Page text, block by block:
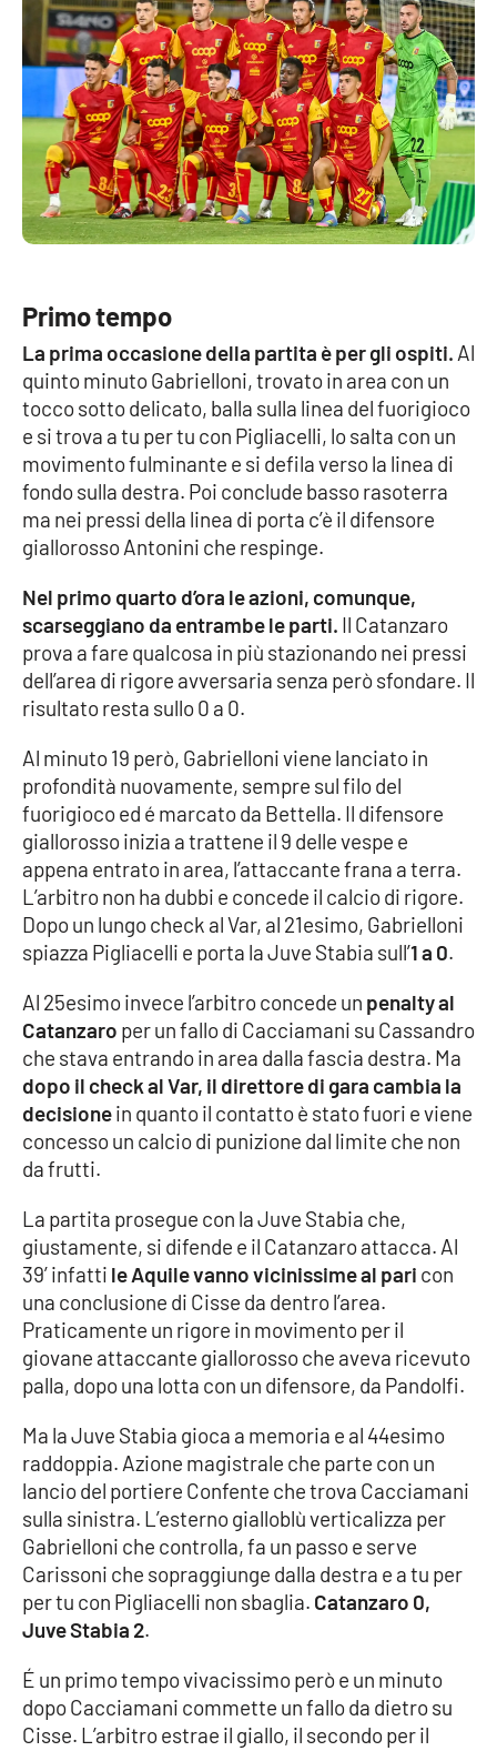
Società
Sport
RUBRICHE
Good Morning Vietnam
Leggendo Alvaro insieme
Imprese Di Calabria
Le perfidie di Antonella Grippo
Venti di comunicazione
STREAMING
LaC TV
LaC Network
LaC OnAir
EDIZIONI
LOCALI
Catanzaro
Crotone
Vibo Valentia
Reggio Calabria
Cosenza
Lamezia Terme
PROGETTI
SPECIALI
Buona Sanità Calabria
LA
CALABRIAVISIONE
Destinazioni
Eventi
Food
Storie
LAC
NETWORK
Primo tempo
La prima occasione della partita è per gli ospiti. Al
quinto minuto Gabrielloni, trovato in area con un
tocco sotto delicato, balla sulla linea del fuorigioco
e si trova a tu per tu con Pigliacelli, lo salta con un
movimento fulminante e si defila verso la linea di
fondo sulla destra. Poi conclude basso rasoterra
ma nei pressi della linea di porta c’è il difensore
giallorosso Antonini che respinge.
Nel primo quarto d’ora le azioni, comunque,
scarseggiano da entrambe le parti. Il Catanzaro
prova a fare qualcosa in più stazionando nei pressi
dell’area di rigore avversaria senza però sfondare. Il
risultato resta sullo 0 a 0.
Al minuto 19 però, Gabrielloni viene lanciato in
profondità nuovamente, sempre sul filo del
fuorigioco ed é marcato da Bettella. Il difensore
giallorosso inizia a trattene il 9 delle vespe e
appena entrato in area, l’attaccante frana a terra.
L’arbitro non ha dubbi e concede il calcio di rigore.
Dopo un lungo check al Var, al 21esimo, Gabrielloni
spiazza Pigliacelli e porta la Juve Stabia sull’1 a 0.
Al 25esimo invece l’arbitro concede un penalty al
Catanzaro per un fallo di Cacciamani su Cassandro
che stava entrando in area dalla fascia destra. Ma
dopo il check al Var, il direttore di gara cambia la
decisionein quanto il contatto è stato fuori e viene
concesso un calcio di punizione dal limite che non
da frutti.
La partita prosegue con la Juve Stabia che,
giustamente, si difende e il Catanzaro attacca. Al
39’ infatti le Aquile vanno vicinissime al pari con
una conclusione di Cisse da dentro l’area.
Praticamente un rigore in movimento per il
giovane attaccante giallorosso che aveva ricevuto
palla, dopo una lotta con un difensore, da Pandolfi.
Ma la Juve Stabia gioca a memoria e al 44esimo
raddoppia. Azione magistrale che parte con un
lancio del portiere Confente che trova Cacciamani
sulla sinistra. L’esterno gialloblù verticalizza per
Gabrielloni che controlla, fa un passo e serve
Carissoni che sopraggiunge dalla destra e a tu per
per tu con Pigliacelli non sbaglia. Catanzaro 0,
Juve Stabia 2.
É un primo tempo vivacissimo però e un minuto
dopo Cacciamani commette un fallo da dietro su
Cisse. L’arbitro estrae il giallo, il secondo per il